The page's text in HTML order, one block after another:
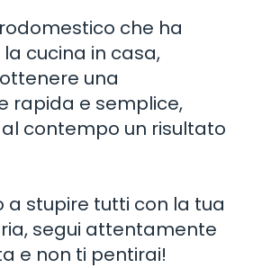
che ha
cucina in casa,
una
rapida e semplice,
contempo un risultato
a stupire tutti con la tua
segui attentamente
e non ti pentirai!